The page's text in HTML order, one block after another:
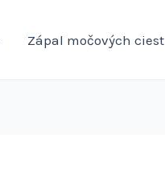
Zápal močových ciest